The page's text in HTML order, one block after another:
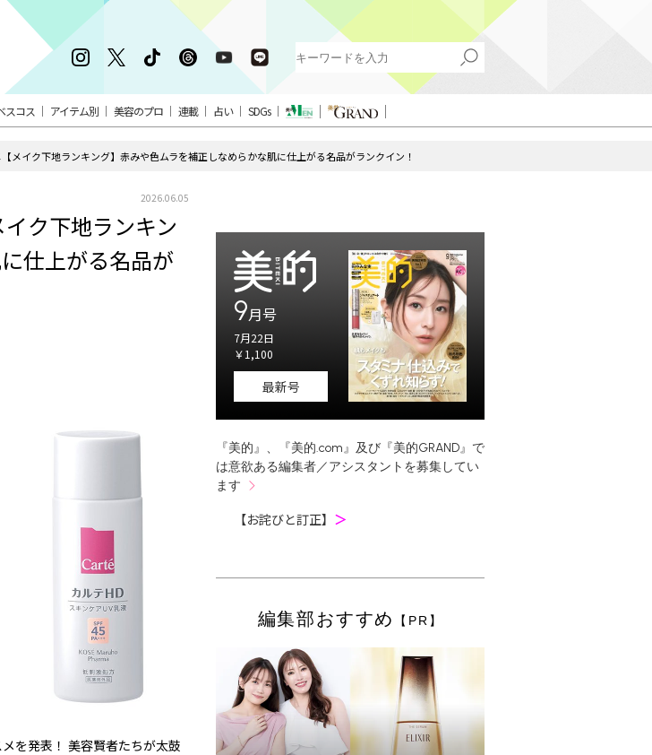
スコス アイテム別 美容のプロ 連載 占い SDGs
メイク下地ランキング】赤みや色ムラを補正しなめらかな肌に仕上がる名品がランクイン！
2026.06.05
ク下地ランキン
仕上がる名品が
を発表！ 美容賢者たちが太鼓
9月号
7月22日
￥1,100
最新号
『美的』、『美的.com』及び『美的GRAND』で
は意欲ある編集者／アシスタントを募集してい
ます
【お詫びと訂正】 ＞
編集部おすすめ 【PR】